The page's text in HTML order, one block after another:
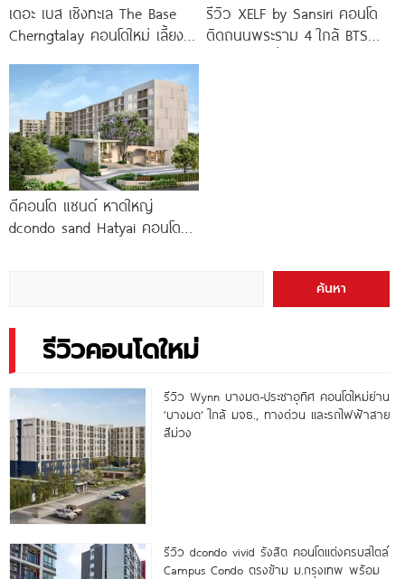
เดอะ เบส เชิงทะเล The Base
Cherngtalay คอนโดใหม่ เลี้ยง
รีวิว XELF by Sansiri คอนโด
ติดถนนพระราม 4 ใกล้ BTS
ดีคอนโด แซนด์ หาดใหญ่
dcondo sand Hatyai คอนโด
ค้นหา
รีวิวคอนโดใหม่
รีวิว Wynn บางมด-ประชาอุทิศ คอนโดใหม่ย่าน
‘บางมด’ ใกล้ มจธ., ทางด่วน และรถไฟฟ้าสาย
สีม่วง
รีวิว dcondo vivid รังสิต คอนโดแต่งครบสไตล์
Campus Condo ตรงข้าม ม.กรุงเทพ พร้อม